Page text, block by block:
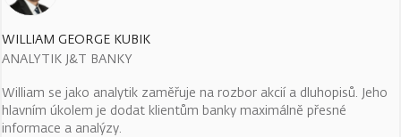
WILLIAM GEORGE KUBIK
ANALYTIK J&T BANKY
William se jako analytik zaměřuje na rozbor akcií a dluhopisů. Jeho
hlavním úkolem je dodat klientům banky maximálně přesné
informace a analýzy.